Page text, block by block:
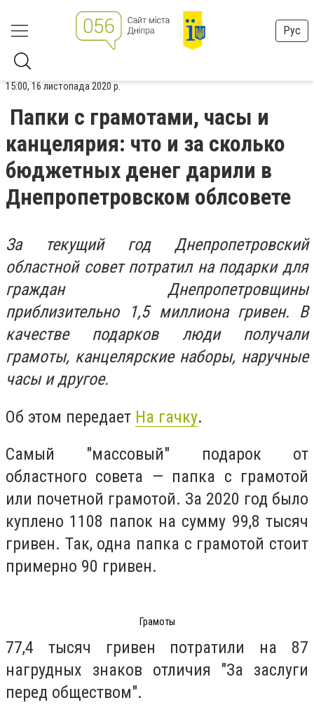
Рус
15:00, 16 листопада 2020 р.
Папки с грамотами, часы и
канцелярия: что и за сколько
бюджетных денег дарили в
Днепропетровском облсовете
За текущий год Днепропетровский
областной совет потратил на подарки для
граждан Днепропетровщины
приблизительно 1,5 миллиона гривен. В
качестве подарков люди получали
грамоты, канцелярские наборы, наручные
часы и другое.
Об этом передает На гачку.
Самый "массовый" подарок от
областного совета — папка с грамотой
или почетной грамотой. За 2020 год было
куплено 1108 папок на сумму 99,8 тысяч
гривен. Так, одна папка с грамотой стоит
примерно 90 гривен.
Грамоты
77,4 тысяч гривен потратили на 87
нагрудных знаков отличия "За заслуги
перед обществом".